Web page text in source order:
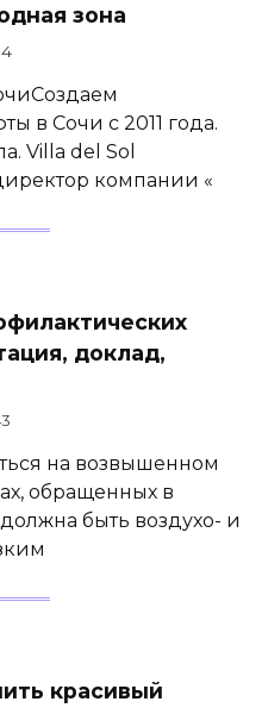
зона
в Сочи с 2011 года.
Villa del Sol
компании «
доклад,
на возвышенном
обращенных в
быть воздухо- и
красивый